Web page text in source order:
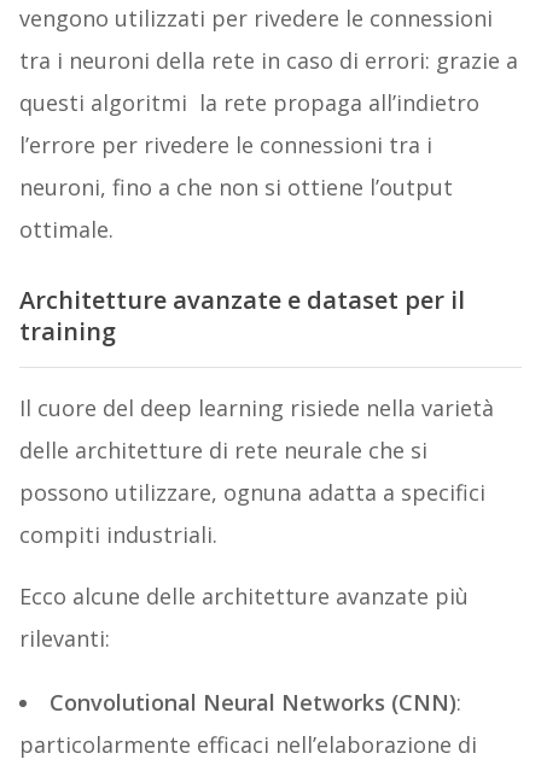
vengono utilizzati per rivedere le connessioni
tra i neuroni della rete in caso di errori: grazie a
questi algoritmi la rete propaga all’indietro
l’errore per rivedere le connessioni tra i
neuroni, fino a che non si ottiene l’output
ottimale.
Architetture avanzate e dataset per il
training
Il cuore del deep learning risiede nella varietà
delle architetture di rete neurale che si
possono utilizzare, ognuna adatta a specifici
compiti industriali.
Ecco alcune delle architetture avanzate più
rilevanti:
Convolutional Neural Networks (CNN):
particolarmente efficaci nell’elaborazione di